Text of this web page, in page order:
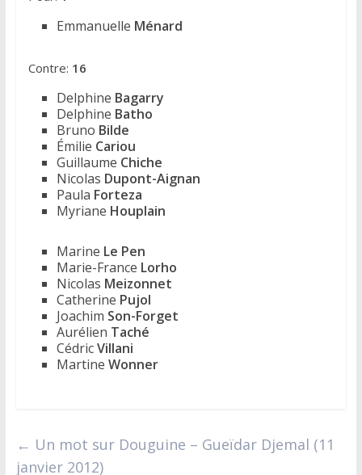
Emmanuelle Ménard
Contre: 16
Delphine Bagarry
Delphine Batho
Bruno Bilde
Émilie Cariou
Guillaume Chiche
Nicolas Dupont-Aignan
Paula Forteza
Myriane Houplain
Marine Le Pen
Marie-France Lorho
Nicolas Meizonnet
Catherine Pujol
Joachim Son-Forget
Aurélien Taché
CédricVillani
Martine Wonner
← Un mot sur Douguine – Gueïdar Djemal (11
janvier 2012)